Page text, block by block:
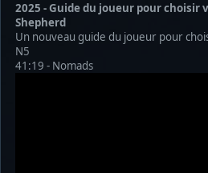
2025 - Guide du joueur pour choisir
Shepherd
Un nouveau guide du joueur pour
N5
41:19 - Nomads